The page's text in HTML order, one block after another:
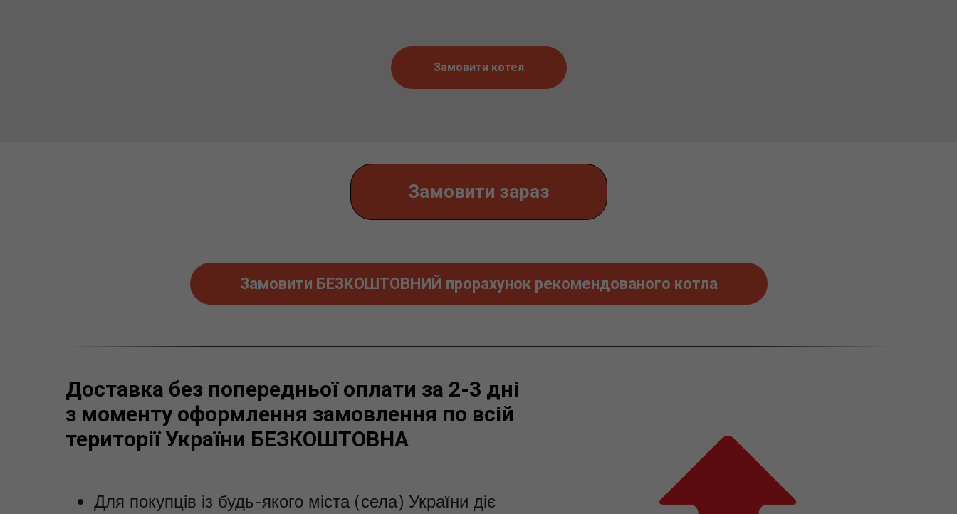
Замовити котел
Замовити зараз
Замовити БЕЗКОШТОВНИЙ прорахунок рекомендованого котла
Доставка без попередньої оплати за 2-3 дні
з моменту оформлення замовлення по всій
території України БЕЗКОШТОВНА
Для покупців із будь-якого міста (села) України діє